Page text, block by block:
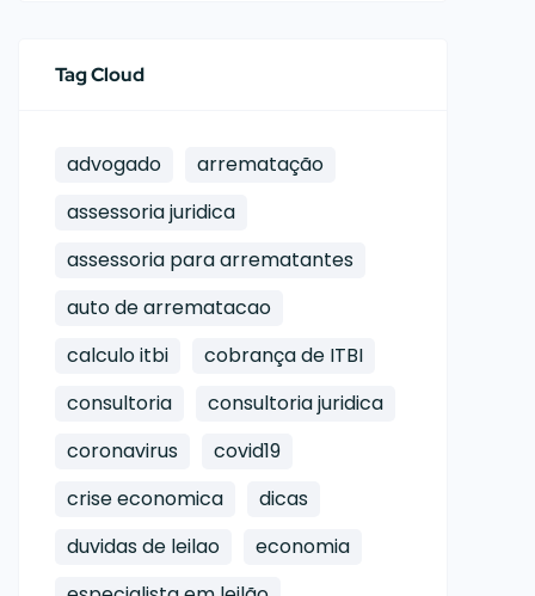
Tag Cloud
advogado
arrematação
assessoria juridica
assessoria para arrematantes
auto de arrematacao
calculo itbi
cobrança de ITBI
consultoria
consultoria juridica
coronavirus
covid19
crise economica
dicas
duvidas de leilao
economia